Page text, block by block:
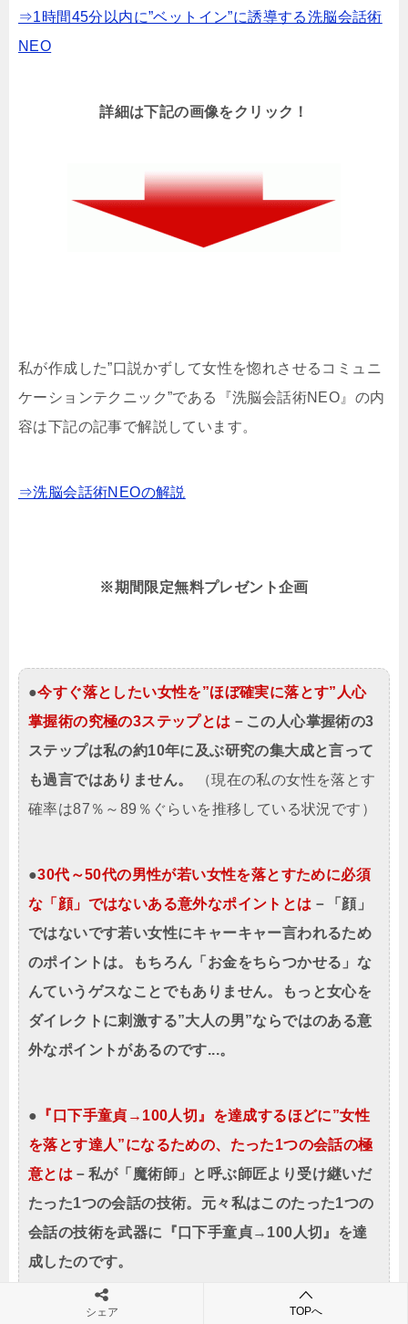
⇒1時間45分以内に”ベットイン”に誘導する洗脳会話術
NEO
詳細は下記の画像をクリック！
私が作成した”口説かずして女性を惚れさせるコミュニ
ケーションテクニック”である『洗脳会話術NEO』の内
容は下記の記事で解説しています。
⇒洗脳会話術NEOの解説
※期間限定無料プレゼント企画
●今すぐ落としたい女性を”ほぼ確実に落とす”人心
掌握術の究極の3ステップとは －この人心掌握術の3
ステップは私の約10年に及ぶ研究の集大成と言って
も過言ではありません。
（現在の私の女性を落とす
確率は87％～89％ぐらいを推移している状況です）
●30代～50代の男性が若い女性を落とすために必須
な「顔」ではないある意外なポイントとは －「顔」
ではないです若い女性にキャーキャー言われるため
のポイントは。もちろん「お金をちらつかせる」な
んていうゲスなことでもありません。もっと女心を
ダイレクトに刺激する”大人の男”ならではのある意
外なポイントがあるのです...。
● 『口下手童貞→100人切』を達成するほどに”女性
を落とす達人”になるための、たった1つの会話の極
意とは －私が「魔術師」と呼ぶ師匠より受け継いだ
たった1つの会話の技術。元々私はこのたった1つの
会話の技術を武器に『口下手童貞→100人切』を達
成したのです。
シェア TOPへ